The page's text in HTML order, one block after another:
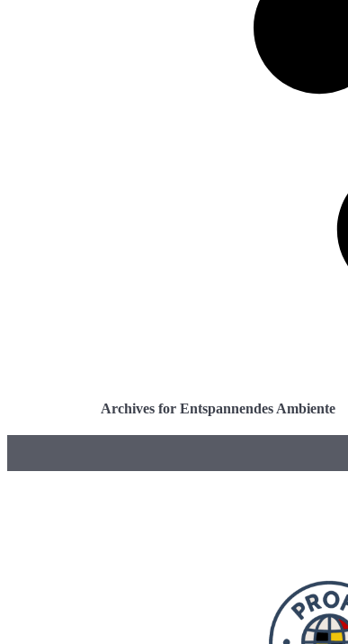
Archives for Entspannendes Ambiente